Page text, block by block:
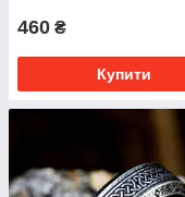
460 ₴
Купити